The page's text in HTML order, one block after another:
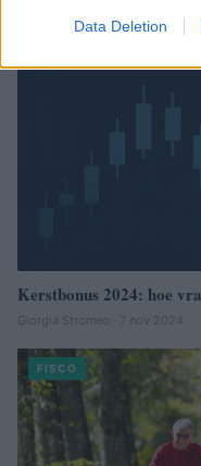
Data Deletion
Kerstbonus 2024: hoe
Giorgia Stromeo · 7 nov 2024
FISCO